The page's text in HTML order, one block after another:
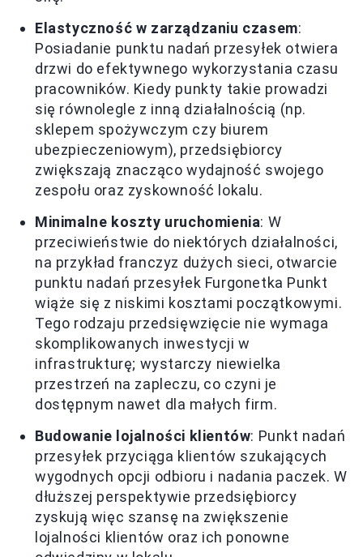
Elastyczność w zarządzaniu czasem:
Posiadanie punktu nadań przesyłek otwiera
drzwi do efektywnego wykorzystania czasu
pracowników. Kiedy punkty takie prowadzi
się równolegle z inną działalnością (np.
sklepem spożywczym czy biurem
ubezpieczeniowym), przedsiębiorcy
zwiększają znacząco wydajność swojego
zespołu oraz zyskowność lokalu.
Minimalne koszty uruchomienia: W
przeciwieństwie do niektórych działalności,
na przykład franczyz dużych sieci, otwarcie
punktu nadań przesyłek Furgonetka Punkt
wiąże się z niskimi kosztami początkowymi.
Tego rodzaju przedsięwzięcie nie wymaga
skomplikowanych inwestycji w
infrastrukturę; wystarczy niewielka
przestrzeń na zapleczu, co czyni je
dostępnym nawet dla małych firm.
Budowanie lojalności klientów: Punkt nadań
przesyłek przyciąga klientów szukających
wygodnych opcji odbioru i nadania paczek. W
dłuższej perspektywie przedsiębiorcy
zyskują więc szansę na zwiększenie
lojalności klientów oraz ich ponowne